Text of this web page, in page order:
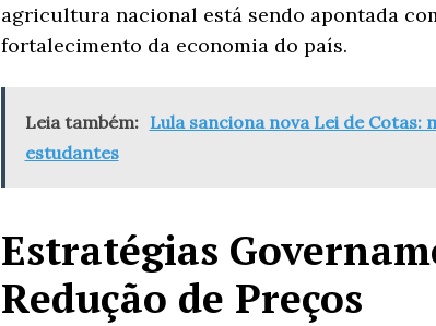
agricultura nacional está sendo apontada
fortalecimento da economia do país.
Leia também: Lula sanciona nova Lei de Cotas:
estudantes
Estratégias
Redução de Preços